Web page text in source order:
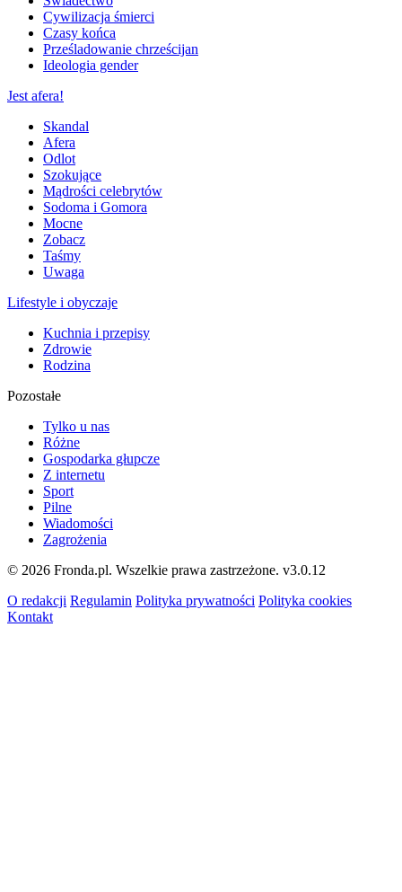
Cywilizacja śmierci
Czasy końca
Prześladowanie chrześcijan
Ideologia gender
Jest afera!
Skandal
Afera
Odlot
Szokujące
Mądrości celebrytów
Sodoma i Gomora
Mocne
Zobacz
Taśmy
Uwaga
Lifestyle i obyczaje
Kuchnia i przepisy
Zdrowie
Rodzina
Pozostałe
Tylko u nas
Różne
Gospodarka głupcze
Z internetu
Sport
Pilne
Wiadomości
Zagrożenia
© 2026 Fronda.pl. Wszelkie prawa zastrzeżone. v3.0.12
O redakcji Regulamin Polityka prywatności Polityka cookies
Kontakt